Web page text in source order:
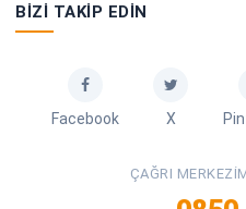
BIZI TAKIP EDIN
Facebook X
ÇAĞRI